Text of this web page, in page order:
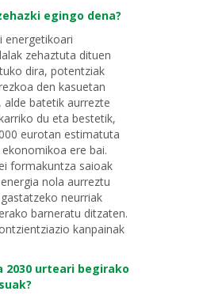
egingo dena?
energetikoari
zehaztuta dituen
dira, potentziak
den kasuetan
alde batetik aurrezte
du eta bestetik,
eurotan estimatuta
ere bai.
formakuntza saioak
nola aurreztu
neurriak
barneratu ditzaten.
kanpainak
2030 urteari begirako